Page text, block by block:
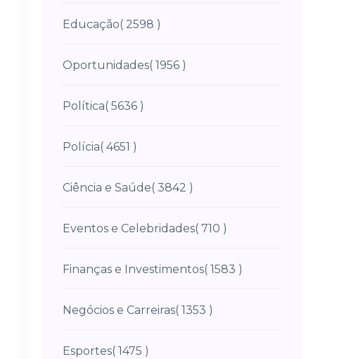
Educação( 2598 )
Oportunidades( 1956 )
Política( 5636 )
Polícia( 4651 )
Ciência e Saúde( 3842 )
Eventos e Celebridades( 710 )
Finanças e Investimentos( 1583 )
Negócios e Carreiras( 1353 )
Esportes( 1475 )